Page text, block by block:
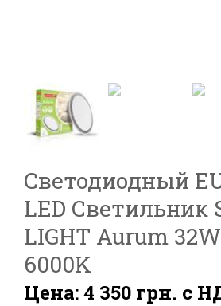
Светодиодный
LED Светильник
LIGHT Aurum
6000K
Цена: 4 350 грн. с